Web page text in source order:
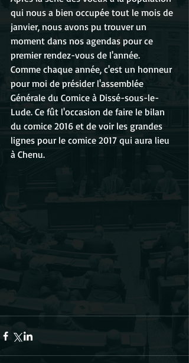
qui nous a bien occupée tout le mois de
janvier, nous avons pu trouver un
moment dans nos agendas pour ce
premier rendez-vous de l'année.
Comme chaque année, c'est un honneur
pour moi de présider l'assemblée
Générale du Comice à Dissé-sous-le-
Lude. Ce fût l'occasion de faire le bilan
du comice 2016 et de voir les grandes
lignes pour le comice 2017 qui aura lieu
à Chenu.